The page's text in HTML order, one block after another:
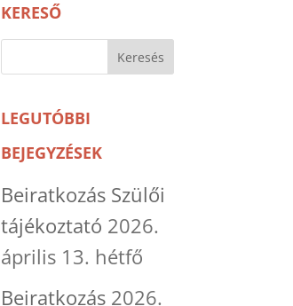
KERESŐ
LEGUTÓBBI
BEJEGYZÉSEK
Beiratkozás Szülői
tájékoztató 2026.
április 13. hétfő
Beiratkozás 2026.